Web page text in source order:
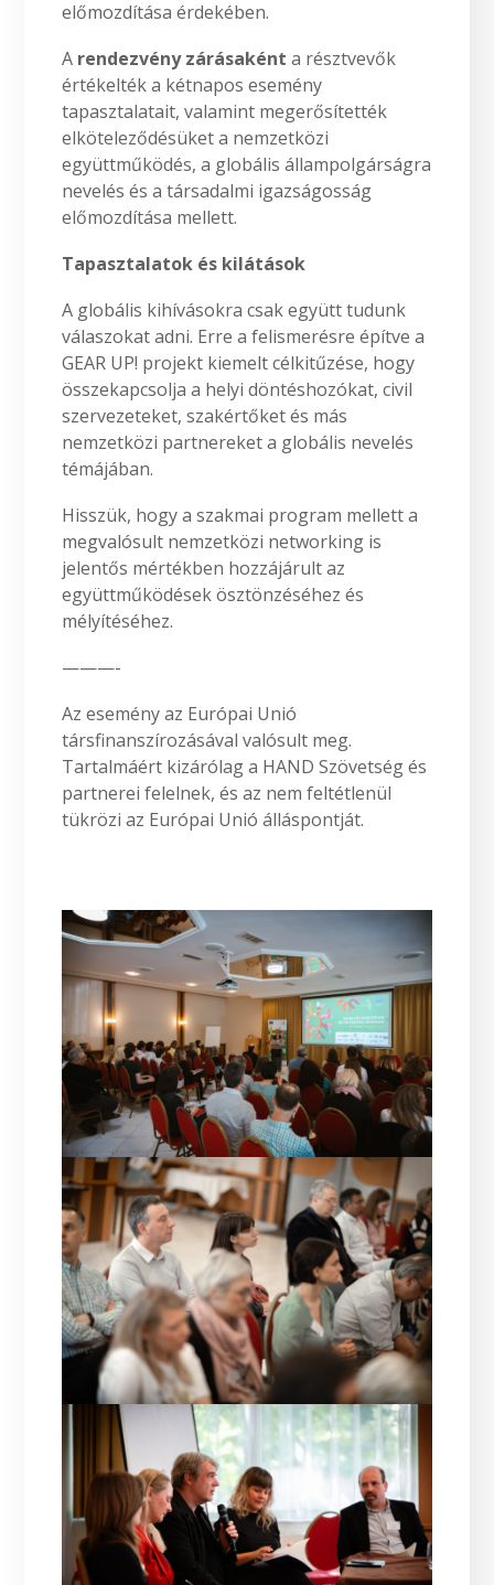
előmozdítása érdekében.
A rendezvény zárásaként a résztvevők
értékelték a kétnapos esemény
tapasztalatait, valamint megerősítették
elköteleződésüket a nemzetközi
együttműködés, a globális állampolgárságra
nevelés és a társadalmi igazságosság
előmozdítása mellett.
Tapasztalatok és kilátások
A globális kihívásokra csak együtt tudunk
válaszokat adni. Erre a felismerésre építve a
GEAR UP! projekt kiemelt célkitűzése, hogy
összekapcsolja a helyi döntéshozókat, civil
szervezeteket, szakértőket és más
nemzetközi partnereket a globális nevelés
témájában.
Hisszük, hogy a szakmai program mellett a
megvalósult nemzetközi networking is
jelentős mértékben hozzájárult az
együttműködések ösztönzéséhez és
mélyítéséhez.
———-
Az esemény az Európai Unió
társfinanszírozásával valósult meg.
Tartalmáért kizárólag a HAND Szövetség és
partnerei felelnek, és az nem feltétlenül
tükrözi az Európai Unió álláspontját.